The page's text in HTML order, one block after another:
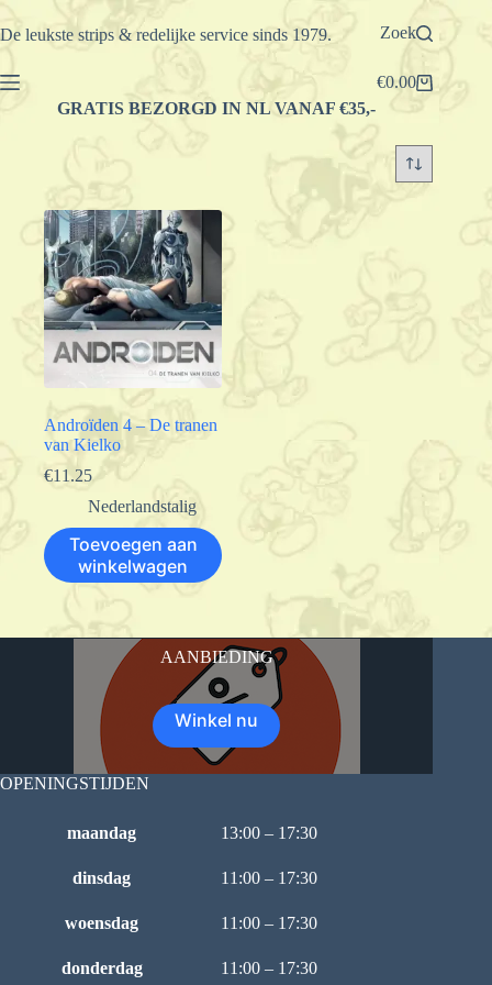
Ga
naar
De leukste strips & redelijke service sinds 1979. Zoek
Winkelwagen
€0.00
GRATIS BEZORGD IN NL VANAF €35,-
Androïden 4 – De tranen
van Kielko
€11.25
Nederlandstalig
Toevoegen aan
winkelwagen
AANBIEDING
Winkel nu
OPENINGSTIJDEN
maandag 13:00 – 17:30
dinsdag 11:00 – 17:30
woensdag 11:00 – 17:30
donderdag 11:00 – 17:30